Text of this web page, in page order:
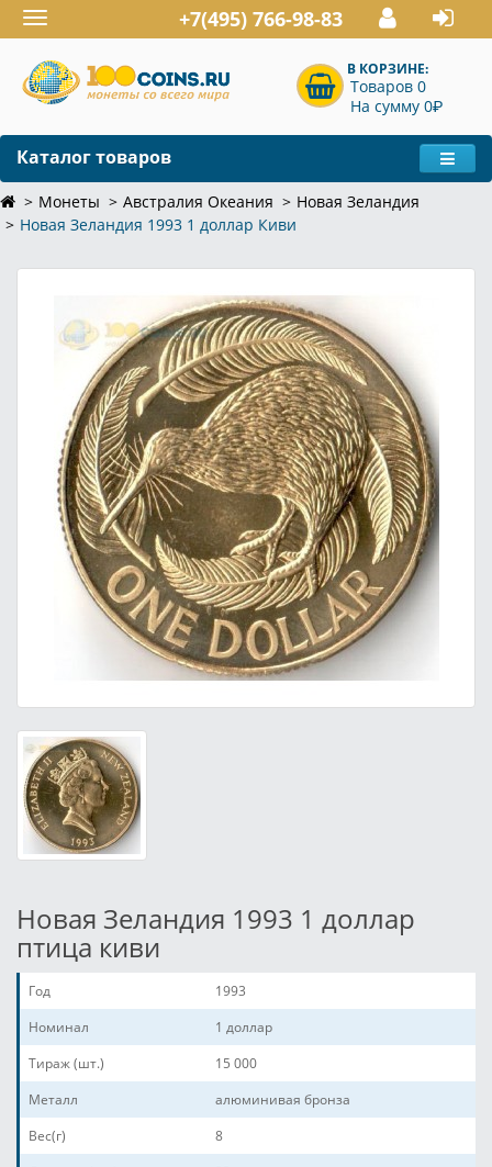
Toggle
navigation
+7(495) 766-98-83
В КОРЗИНЕ:
Товаров 0
На сумму 0P
Каталог товаров
Монеты Австралия Океания
Новая Зеландия
Новая Зеландия 1993 1 доллар Киви
Новая Зеландия 1993 1 доллар
птица киви
Год
1993
Номинал
1 доллар
Тираж (шт.)
15 000
Металл
алюминивая бронза
Вес(г)
8